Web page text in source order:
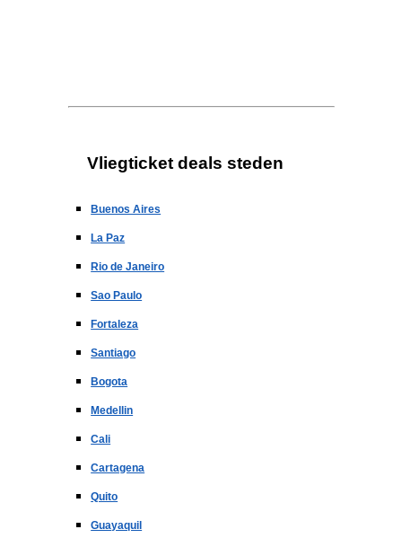
Vliegticket deals steden
Buenos Aires
La Paz
Rio de Janeiro
Sao Paulo
Fortaleza
Santiago
Bogota
Medellin
Cali
Cartagena
Quito
Guayaquil